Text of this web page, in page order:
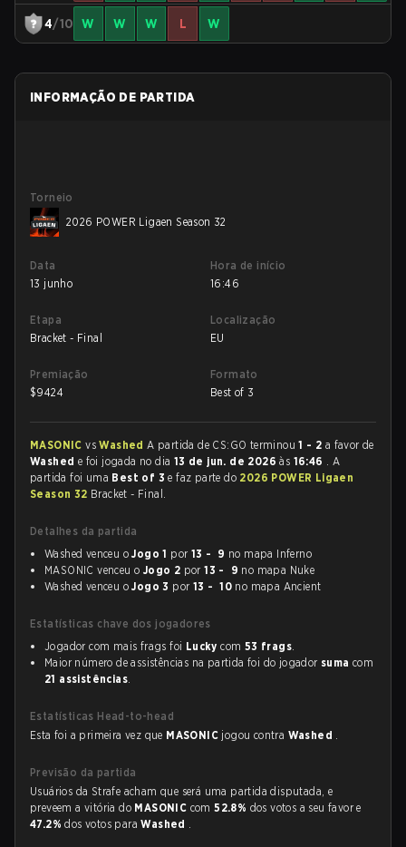
4/10 W W W L W
INFORMAÇÃO DE PARTIDA
Torneio
2026 POWER Ligaen Season 32
Data
13 junho
Hora de início
16:46
Etapa
Bracket - Final
Localização
EU
Premiação
$9424
Formato
Best of 3
MASONICvsWashedA partida de CS:GO terminou1 - 2 a favor de
Washed e foi jogada no dia 13 de jun. de 2026às 16:46 . A
partida foi uma Best of 3e faz parte do 2026 POWER Ligaen
Season 32 Bracket - Final.
Detalhes da partida
Washed venceu oJogo 1 por 13 - 9 no mapa Inferno
MASONIC venceu o Jogo 2 por13 - 9 no mapa Nuke
Washed venceu oJogo 3 por 13 - 10 no mapa Ancient
Estatísticas chave dos jogadores
Jogador com mais frags foi Lucky com 53 frags.
Maior número de assistências na partida foi do jogador suma com
21 assistências.
Estatísticas Head-to-head
Esta foi a primeira vez que MASONIC jogou contra Washed .
Previsão da partida
Usuários da Strafe acham que será uma partida disputada, e
preveem a vitória do MASONIC com52.8% dos votos a seu favor e
47.2%dos votos paraWashed .